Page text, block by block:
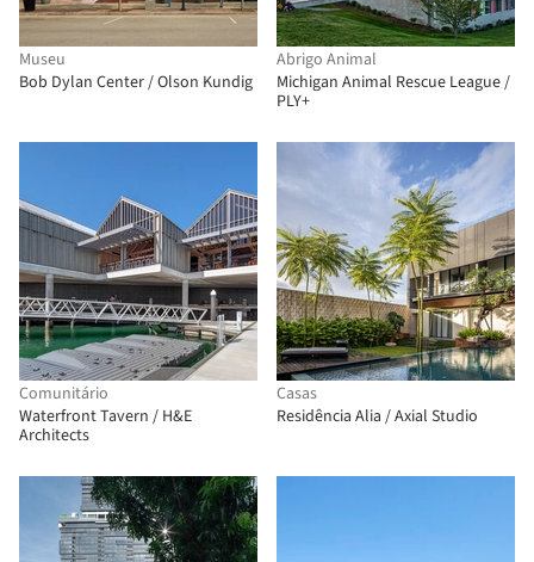
Museu
Bob Dylan Center / Olson Kundig
Abrigo Animal
Michigan Animal Rescue League /
PLY+
Comunitário
Waterfront Tavern / H&E
Architects
Casas
Residência Alia / Axial Studio